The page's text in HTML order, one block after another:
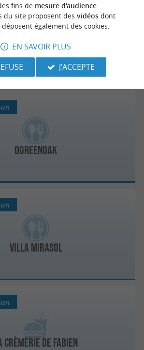
Les Clefs d'Argent
Ogreenoak
Villa Mirasol
Crèmerie De Fabien
fins de mesure d'audience.
du site proposent des vidéosdont
également des cookies.
EN SAVOIR PLUS
J'ACCEPTE